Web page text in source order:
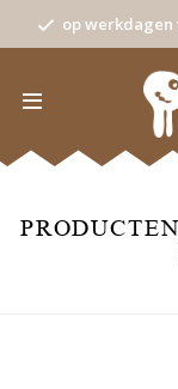
op werkdagen